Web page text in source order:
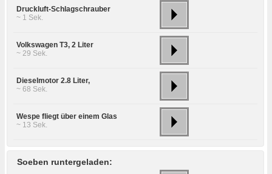
Druckluft-Schlagschrauber
~ 1 Sek.
Volkswagen T3, 2 Liter
~ 29 Sek.
Dieselmotor 2.8 Liter,
~ 68 Sek.
Wespe fliegt über einem Glas
~ 13 Sek.
Soeben runtergeladen: